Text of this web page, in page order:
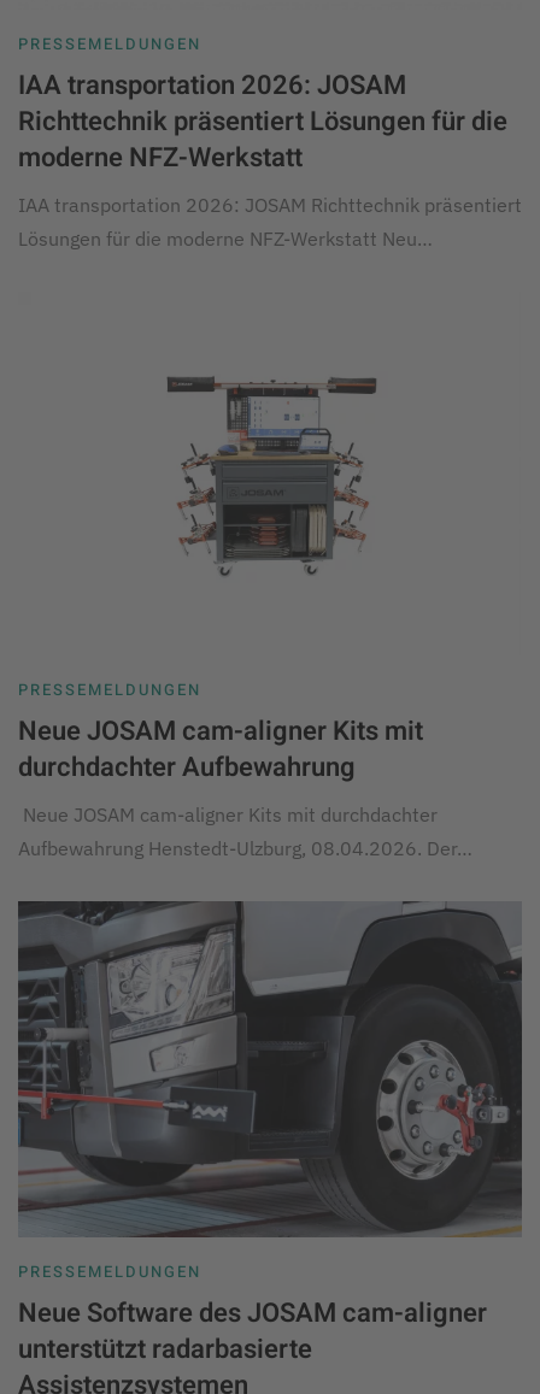
PRESSEMELDUNGEN
IAA transportation 2026: JOSAM
Richttechnik präsentiert Lösungen für die
moderne NFZ-Werkstatt
IAA transportation 2026: JOSAM Richttechnik präsentiert
Lösungen für die moderne NFZ-Werkstatt Neu…
PRESSEMELDUNGEN
Neue JOSAM cam-aligner Kits mit
durchdachter Aufbewahrung
Neue JOSAM cam-aligner Kits mit durchdachter
Aufbewahrung Henstedt-Ulzburg, 08.04.2026. Der…
PRESSEMELDUNGEN
Neue Software des JOSAM cam-aligner
unterstützt radarbasierte
Assistenzsystemen